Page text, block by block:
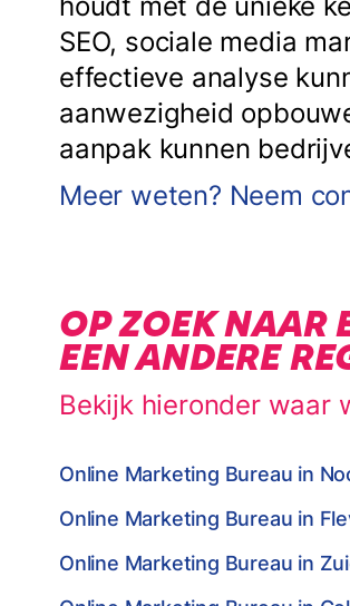
SEO, sociale media
effectieve analyse
aanwezigheid
aanpak kunnen
Meer weten? Neem
OP ZOEK NAAR
EEN ANDERE
Bekijk hieronder waar
Online Marketing Bureau in
Online Marketing Bureau in
Online Marketing Bureau in